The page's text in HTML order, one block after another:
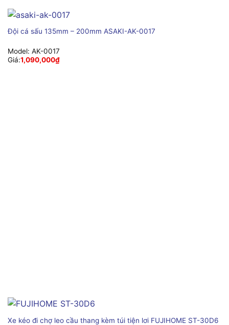
Đội cá sấu 135mm – 200mm ASAKI-AK-0017
Model: AK-0017
Giá:1,090,000₫
Xe kéo đi chợ leo cầu thang kèm túi tiện lơi FUJIHOME ST-30D6